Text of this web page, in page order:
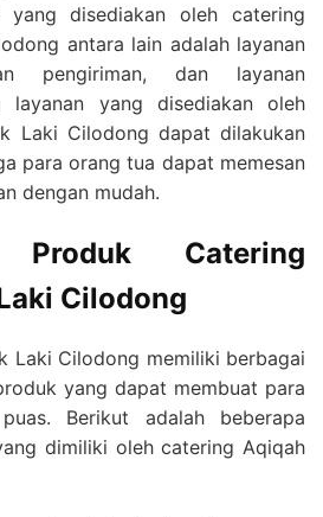
yang disediakan oleh catering
antara lain adalah layanan
pengiriman, dan layanan
layanan yang disediakan oleh
Laki Cilodong dapat dilakukan
para orang tua dapat memesan
dengan mudah.
Produk Catering
Cilodong
Laki Cilodong memiliki berbagai
yang dapat membuat para
Berikut adalah beberapa
dimiliki oleh catering Aqiqah